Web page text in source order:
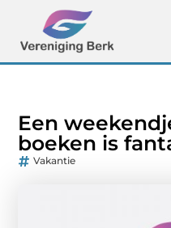
Een
boeken is
Vakantie